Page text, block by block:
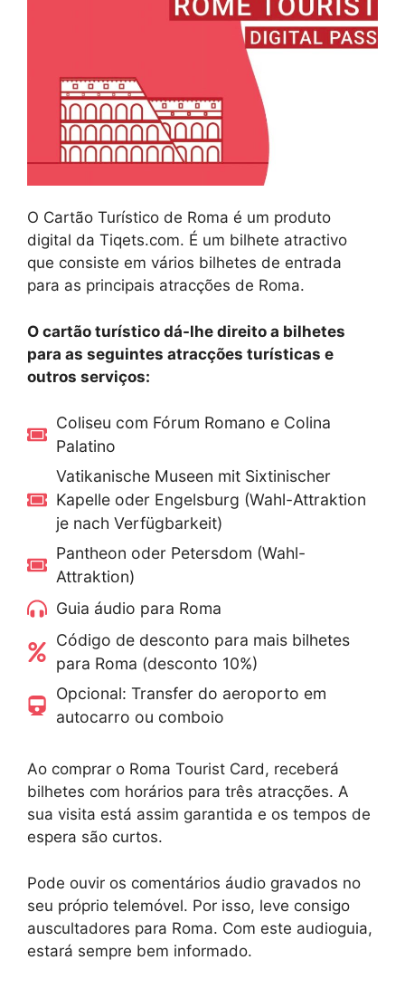
O Cartão Turístico de Roma é um produto
digital da Tiqets.com. É um bilhete atractivo
que consiste em vários bilhetes de entrada
para as principais atracções de Roma.
O cartão turístico dá-lhe direito a bilhetes
para as seguintes atracções turísticas e
outros serviços:
Coliseu com Fórum Romano e Colina
Palatino
Vatikanische Museen mit Sixtinischer
Kapelle oder Engelsburg (Wahl-Attraktion
je nach Verfügbarkeit)
Pantheon oder Petersdom (Wahl-
Attraktion)
Guia áudio para Roma
Código de desconto para mais bilhetes
para Roma (desconto 10%)
Opcional: Transfer do aeroporto em
autocarro ou comboio
Ao comprar o Roma Tourist Card, receberá
bilhetes com horários para três atracções. A
sua visita está assim garantida e os tempos de
espera são curtos.
Pode ouvir os comentários áudio gravados no
seu próprio telemóvel. Por isso, leve consigo
auscultadores para Roma. Com este audioguia,
estará sempre bem informado.